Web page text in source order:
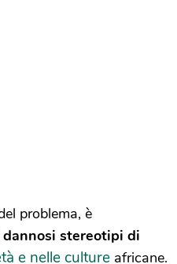
problema, è
dannosi stereotipi di
e nelle culture africane.